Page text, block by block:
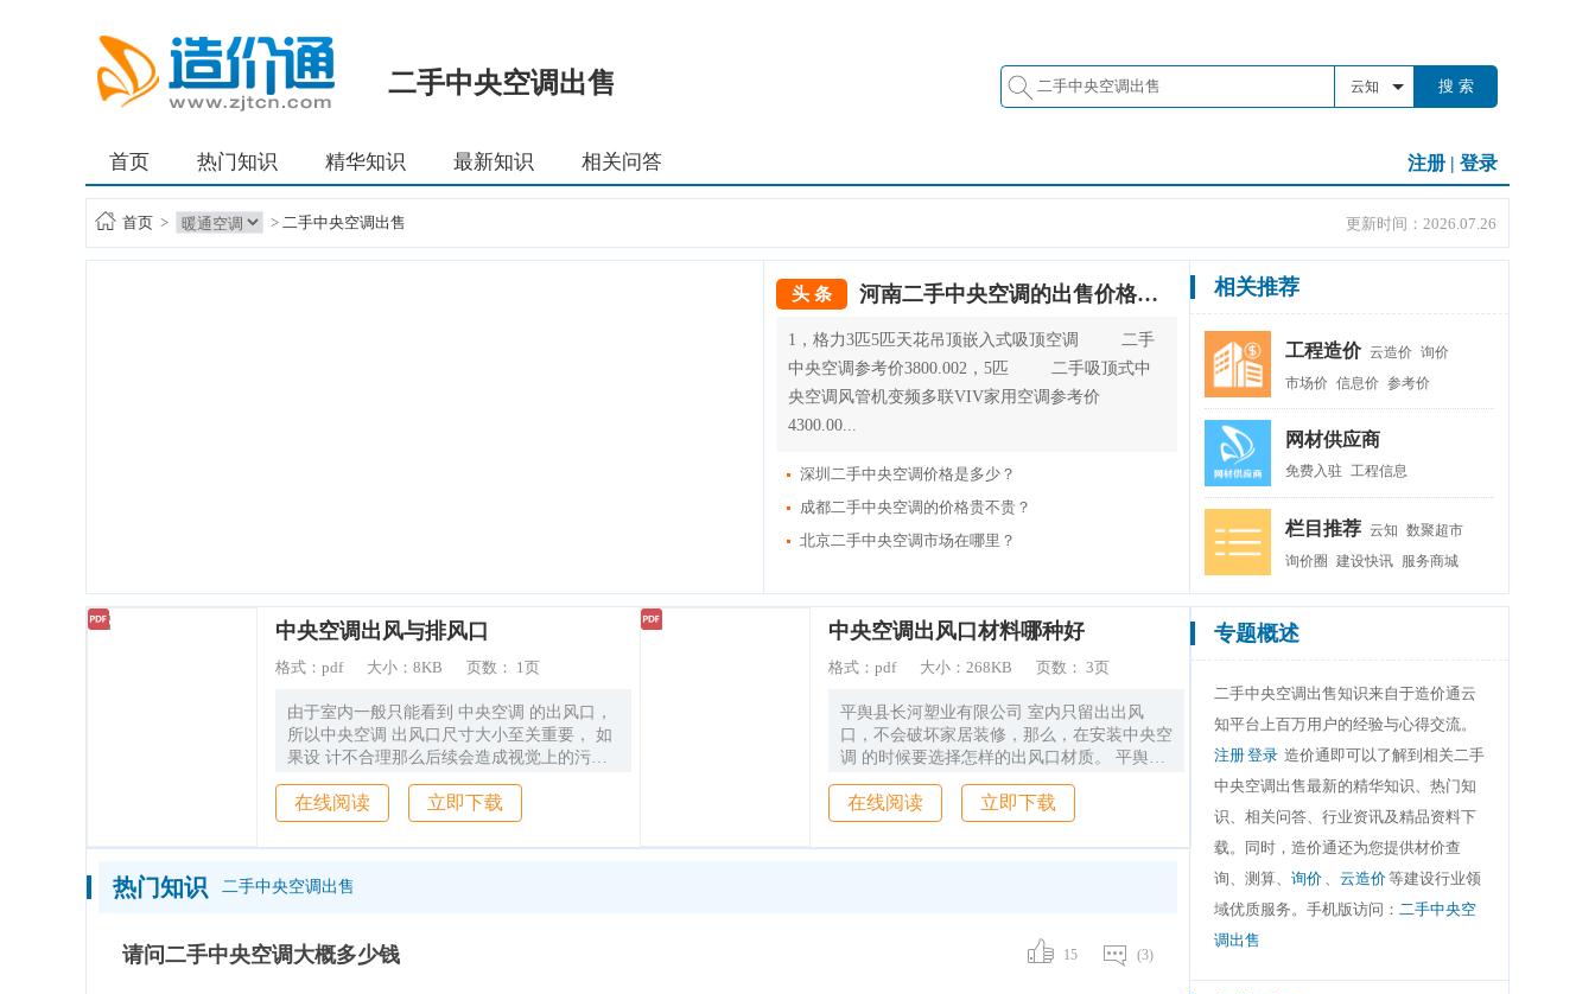
造价通
二手中央空调出售 云知 搜 索
首页 热门知识 精华知识 最新知识 相关问答 注册 | 登录
首页 > > 二手中央空调出售 更新时间：2026.07.26
头 条 河南二手中央空调的出售价格如何？
1，格力3匹5匹天花吊顶嵌入式吸顶空调 二手
中央空调参考价3800.002，5匹 二手吸顶式中
央空调风管机变频多联VIV家用空调参考价
4300.00...
深圳二手中央空调价格是多少？
成都二手中央空调的价格贵不贵？
北京二手中央空调市场在哪里？
相关推荐
工程造价 云造价 询价
市场价 信息价 参考价
网材供应商
免费入驻 工程信息
栏目推荐 云知 数聚超市
询价圈
建设快讯 服务商城
中央空调出风与排风口
格式： pdf 大小： 8KB 页数： 1页
由于室内一般只能看到 中央空调 的出风口，
所以中央空调 出风口尺寸大小至关重要， 如
果设 计不合理那么后续会造成视觉上的污
染，并且给使用带来很多的麻烦。下面， 舒
适 100 网 设计师带您来认识 中央空调 尺寸是
多少，看看中央空调出风口安装实例图。 与
传统柜机、壁挂机不同，由于与 室内装修 同
以 中央空调出 /回风口尺寸是没有明确规定
取决于室内机容量的大小。 一般情况下，中
在线阅读 立即下载
中央空调出风口材料哪种好
格式： pdf 大小： 268KB 页数： 3页
平舆县长河塑业有限公司 室内只留出出风
口，不会破坏家居装修，那么，在安装中央空
调 的时候要选择怎样的出风口材质。 平舆县
长河塑业有限公司小编下面 就来跟你说说中
央空调风口材质哪种好？ 中央空调风口是中
央空调系统中用
在线阅读 立即下载
热门知识 二手中央空调出售
请问二手中央空调大概多少钱 (3)
15
专题概述
二手中央空调出售知识来自于造价通云
知平台上百万用户的经验与心得交流。
注册登录 造价通即可以了解到相关二手
中央空调出售最新的精华知识、热门知
识、相关问答、行业资讯及精品资料下
载。同时，造价通还为您提供材价查
询、测算、 询价 、 云造价等建设行业领
域优质服务。手机版访问： 二手中央空
调出售